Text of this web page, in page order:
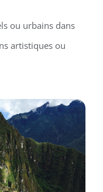
ou urbains dans
artistiques ou